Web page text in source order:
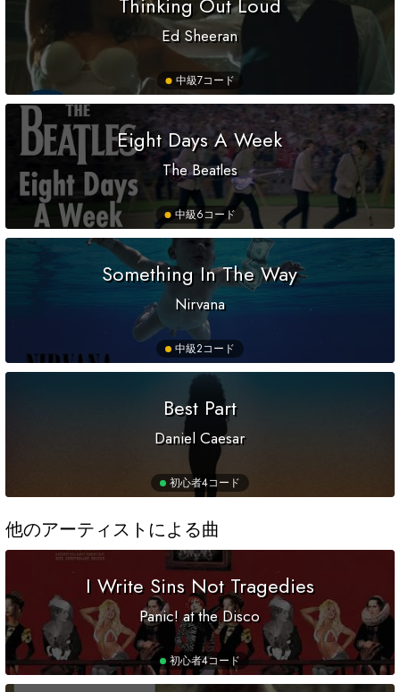
Thinking Out Loud
Ed Sheeran
中級7コード
Eight Days A Week
The Beatles
中級6コード
Something In The Way
Nirvana
中級2コード
Best Part
Daniel Caesar
初心者4コード
他のアーティストによる曲
I Write Sins Not Tragedies
Panic! at the Disco
初心者4コード